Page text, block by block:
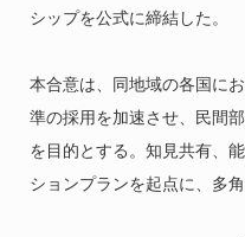
シップを公式に締結した。
本合意は、同地域の各国に
準の採用を加速させ、民間
を目的とする。知見共有、
ションプランを起点に、多